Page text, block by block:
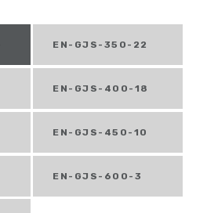
EN-GJS-350-22
EN-GJS-400-18
EN-GJS-450-10
EN-GJS-600-3